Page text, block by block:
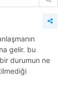
gelir. bu
durumun ne